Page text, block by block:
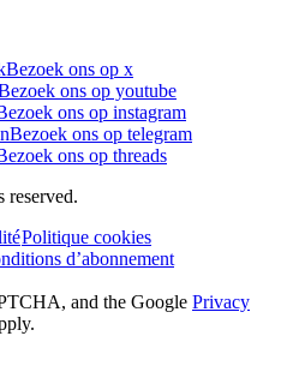
Bezoek ons op x
ons op youtube
ons op instagram
Bezoek ons op telegram
ons op threads
Politique cookies
d’abonnement
and the Google Privacy